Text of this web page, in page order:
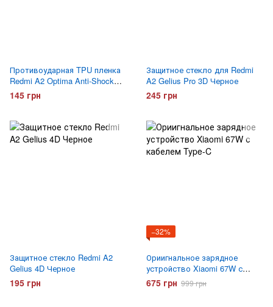
Противоударная TPU пленка
Redmi A2 Optima Anti-Shock
Матовая
145 грн
Защитное стекло для Redmi
A2 Gelius Pro 3D Черное
245 грн
Защитное стекло Redmi A2
Gelius 4D Черное
195 грн
−32%
Ориигнальное зарядное
устройство Xiaomi 67W с
кабелем Type-C
675 грн 999 грн